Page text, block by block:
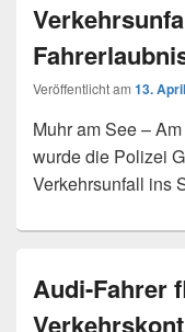
Veröffentlicht am 13.
Muhr am See –
wurde die Polizei
Verkehrsunfall ins
Audi-Fahrer